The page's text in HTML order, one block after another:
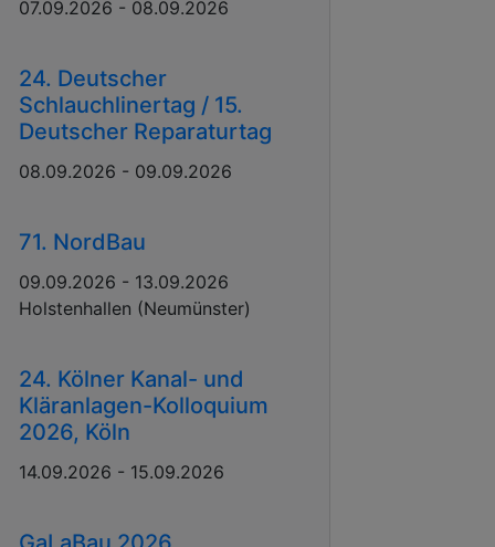
07.09.2026 - 08.09.2026
24. Deutscher
Schlauchlinertag / 15.
Deutscher Reparaturtag
08.09.2026 - 09.09.2026
71. NordBau
09.09.2026 - 13.09.2026
Holstenhallen (Neumünster)
24. Kölner Kanal- und
Kläranlagen-Kolloquium
2026, Köln
14.09.2026 - 15.09.2026